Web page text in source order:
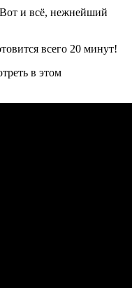
и всё, нежнейший
в этом